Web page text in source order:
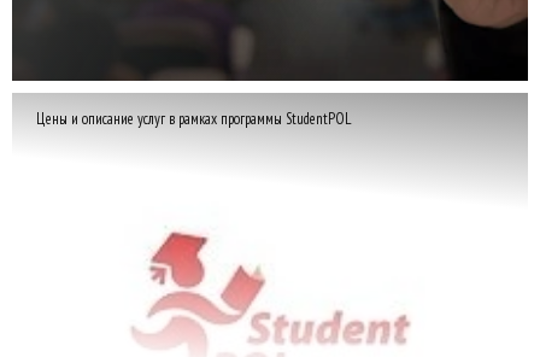
Цены и описание услуг в рамках программы StudentPOL